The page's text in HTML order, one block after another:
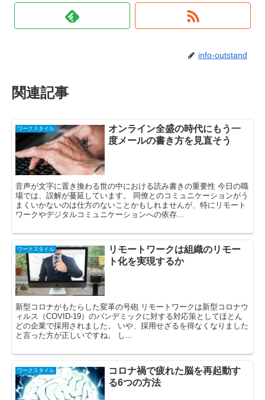
info-outstand
関連記事
ワークスタイル
オンライン全盛の時代にもう一
度メールの書き方を見直そう
音声が文字に置き換わる世の中における読み書きの重要性 今日の職
場では、誤解が蔓延しています。 同僚とのコミュニケーションがう
まくいかないのは仕方のないことかもしれませんが、特にリモート
ワークやデジタルコミュニケーションへの依存...
ワークスタイル
リモートワークは組織のリモー
ト化を実現するか
新型コロナがもたらした変革の号砲 リモートワークは新型コロナウ
ィルス（COVID-19）のパンデミックに対する対応策としてほとん
どの企業で採用されました。 いや、採用せざるを得なくなりました
と言った方が正しいですね。 し...
ワークスタイル
コロナ禍で疲れた脳を再起動す
る6つの方法